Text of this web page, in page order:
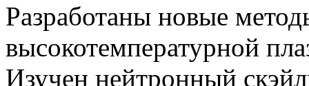
Разработаны новые
высокотемпературной
Изучен нейтронный